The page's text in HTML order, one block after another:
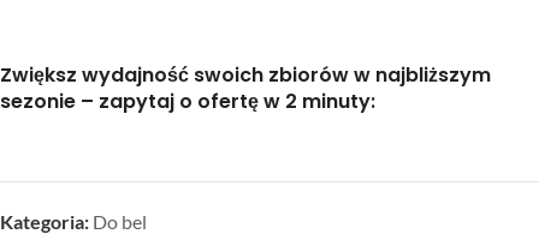
Zwiększ wydajność swoich zbiorów w najbliższym
sezonie – zapytaj o ofertę w 2 minuty:
Kategoria: Do bel